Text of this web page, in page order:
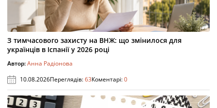
З тимчасового захисту на ВНЖ: що змінилося для
українців в Іспанії у 2026 році
Автор:Анна Радіонова
10.08.2026Переглядів:63Коментарі:0